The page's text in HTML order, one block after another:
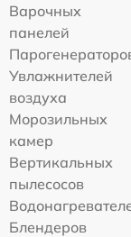
Варочных
панелей
Увлажнителей
воздуха
Морозильных
камер
Вертикальных
пылесосов
Блендеров